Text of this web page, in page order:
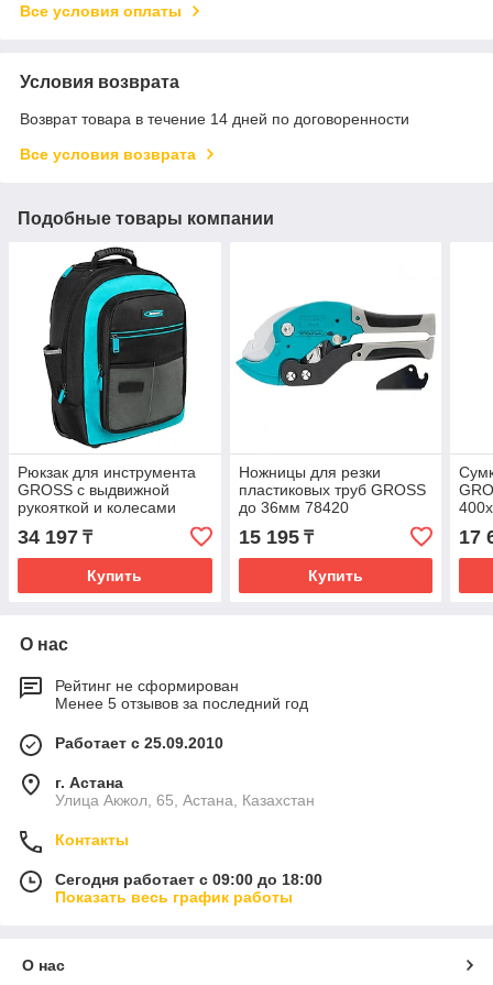
Все условия оплаты
Условия возврата
Возврат товара в течение 14 дней по договоренности
Все условия возврата
Подобные товары компании
Рюкзак для инструмента
GROSS с выдвижной
рукояткой и колесами
440х350х250мм 90275
34 197 ₸
Купить
Ножницы для резки
пластиковых труб GROSS
до 36мм 78420
15 195₸
Купить
17
О нас
Рейтинг не сформирован
Менее 5 отзывов за последний год
Работает с 25.09.2010
г. Астана
Улица Акжол, 65, Астана, Казахстан
Контакты
Сегодня работает с 09:00 до 18:00
Показать весь график работы
О нас